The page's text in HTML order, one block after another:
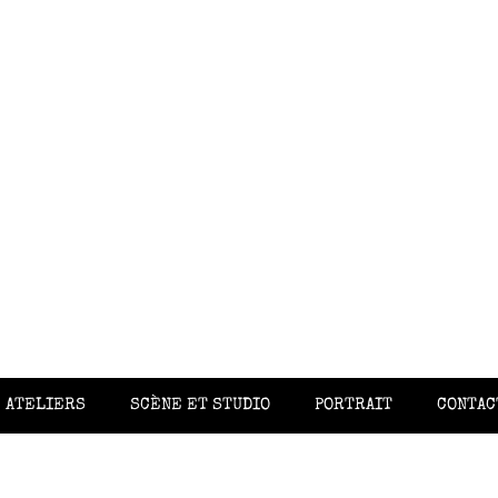
ATELIERS SCÈNE ET STUDIO PORTRAIT